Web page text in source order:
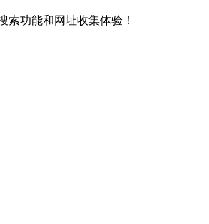
功能和网址收集体验！